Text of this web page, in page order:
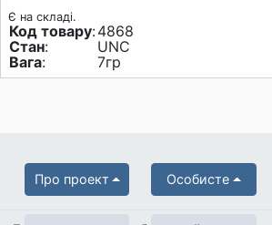
Є на складі.
Код товару:4868
Стан:
UNC
Вага: 7гр
Про проект Особисте